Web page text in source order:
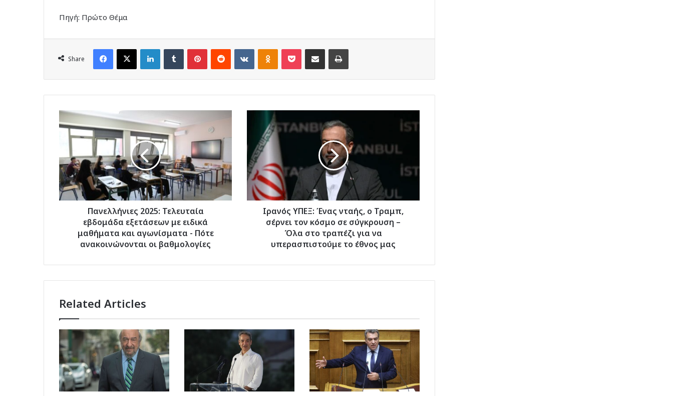
Πηγή: Πρώτο Θέμα
Share
Facebook
X LinkedInTumblr PinterestReddit VKontakteOdnoklassniki
Pocket Share via Email Print
Πανελλήνιες
2025:
Τελευταία
εβδομάδα
εξετάσεων
με
ειδικά
μαθήματα
και
αγωνίσματα
ανακοινώνονται
Πανελλήνιες 2025: Τελευταία
εβδομάδα εξετάσεων με ειδικά
μαθήματα και αγωνίσματα - Πότε
ανακοινώνονται οι βαθμολογίες
Ένας
νταής,
Τραμπ,
σέρνει
τον
κόσμο
σύγκρουση
να
Ιρανός ΥΠΕΞ: Ένας νταής, ο Τραμπ,
σέρνει τον κόσμο σε σύγκρουση –
Όλα στο τραπέζι για να
υπερασπιστούμε το έθνος μας
Related Articles